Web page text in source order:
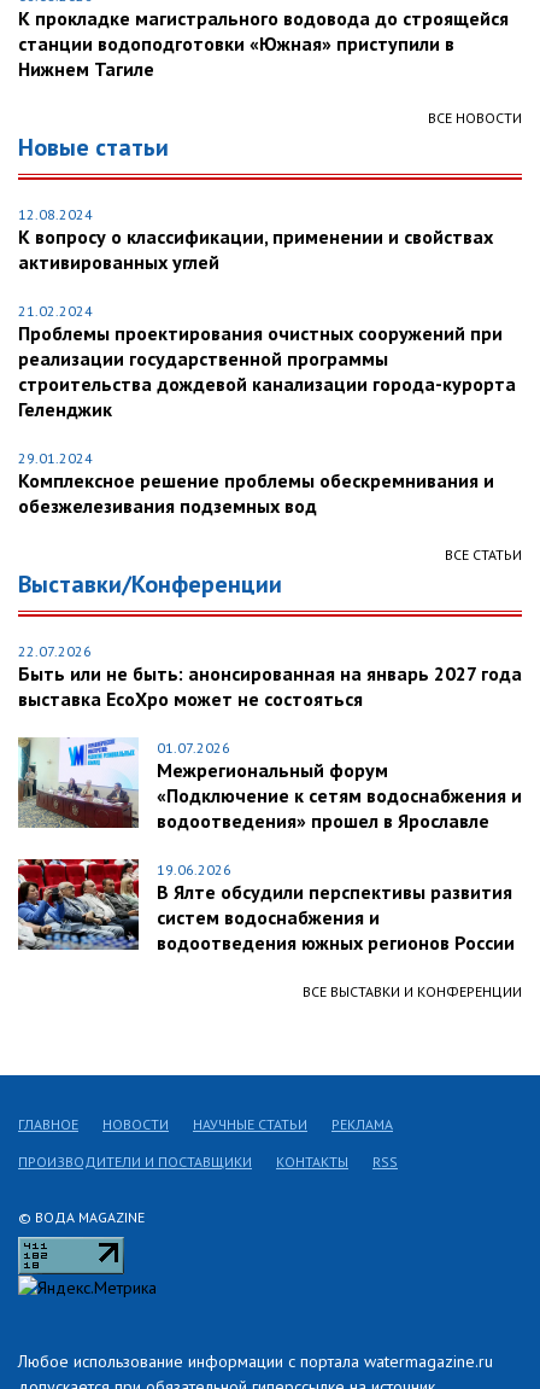
К прокладке магистрального водовода до строящейся
станции водоподготовки «Южная» приступили в
Нижнем Тагиле
ВСЕ НОВОСТИ
Новые статьи
12.08.2024
К вопросу о классификации, применении и свойствах
активированных углей
21.02.2024
Проблемы проектирования очистных сооружений при
реализации государственной программы
строительства дождевой канализации города-курорта
Геленджик
29.01.2024
Комплексное решение проблемы обескремнивания и
обезжелезивания подземных вод
ВСЕ СТАТЬИ
Выставки/Конференции
22.07.2026
Быть или не быть: анонсированная на январь 2027 года
выставка EcoXpo может не состояться
01.07.2026
Межрегиональный форум
«Подключение к сетям водоснабжения и
водоотведения» прошел в Ярославле
19.06.2026
В Ялте обсудили перспективы развития
систем водоснабжения и
водоотведения южных регионов России
ВСЕ ВЫСТАВКИ И КОНФЕРЕНЦИИ
© ВОДА MAGAZINE
Любое использование информации с портала watermagazine.ru
ГЛАВНОЕ НОВОСТИ НАУЧНЫЕ СТАТЬИ РЕКЛАМА
ПРОИЗВОДИТЕЛИ И ПОСТАВЩИКИ КОНТАКТЫ RSS